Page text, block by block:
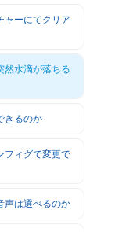
ャーにてクリア
然水滴が落ちる
きるのか
フィグで変更で
声は選べるのか